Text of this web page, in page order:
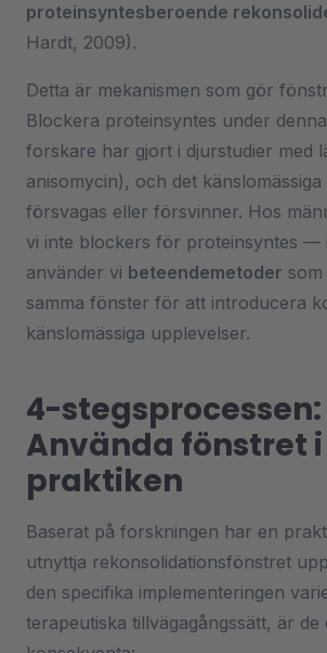
proteinsyntesberoende
Hardt, 2009).
Detta är mekanismen som gör
Blockera proteinsyntes under
forskare har gjort i djurstudier med
anisomycin), och det känslomässiga
försvagas eller försvinner. Hos
vi inte blockers för proteinsyntes —
använder vi beteendemetoder
samma fönster för att introducera
känslomässiga upplevelser.
4-stegsprocessen:
Använda fönstret i
praktiken
Baserat på forskningen har en
utnyttja rekonsolidationsfönstret
den specifika implementeringen
terapeutiska tillvägagångssätt, är de